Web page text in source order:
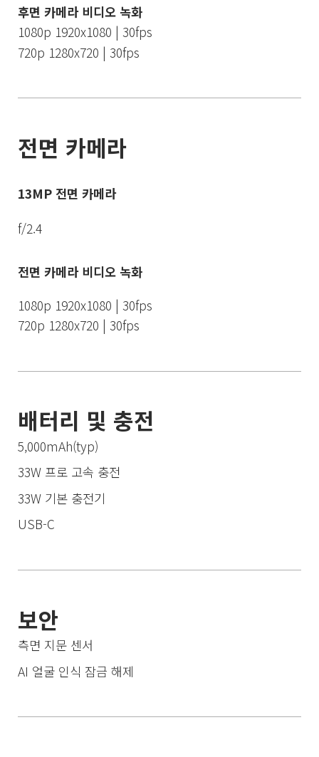
후면 카메라 비디오 녹화
1080p 1920x1080 | 30fps
720p 1280x720 | 30fps
전면 카메라
13MP 전면 카메라
f/2.4
전면 카메라 비디오 녹화
1080p 1920x1080 | 30fps
720p 1280x720 | 30fps
배터리 및 충전
5,000mAh(typ)
33W 프로 고속 충전
33W 기본 충전기
USB-C
보안
측면 지문 센서
AI 얼굴 인식 잠금 해제